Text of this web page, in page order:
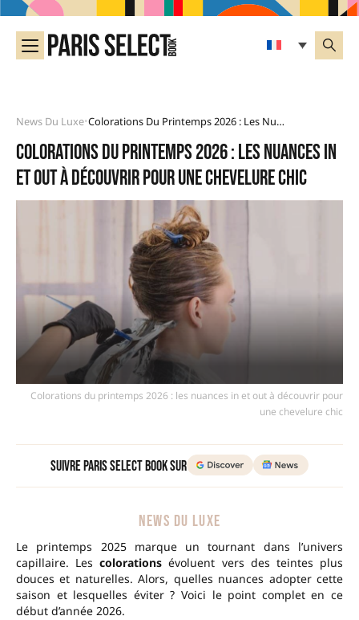
News Du Luxe• Colorations Du Printemps 2026 : Les Nuances In Et Out À Découvrir Pour Une Chevelure Chic
Colorations du printemps 2026 : les nuances in
et out à découvrir pour une chevelure chic
Colorations du printemps 2026 : les nuances in et out à découvrir pour
une chevelure chic
Suivre Paris Select Book sur
NEWS DU LUXE
Le printemps 2025 marque un tournant dans l’univers
capillaire. Lescolorations évoluent vers des teintes plus
douces et naturelles. Alors, quelles nuances adopter cette
saison et lesquelles éviter ? Voici le point complet en ce
début d’année 2026.